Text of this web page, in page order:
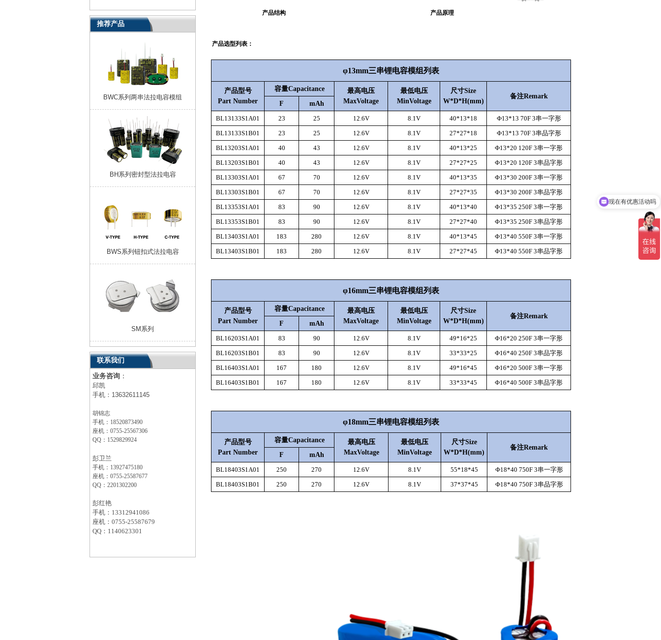
推荐产品
BWC系列两串法拉电容模组
BH系列密封型法拉电容
BWS系列钮扣式法拉电容
SM系列
联系我们
业务咨询 ：
邱凯
手机： 13632611145
胡锦志
手机：18520873490
座机： 0755-25567306
QQ：1529829924
彭卫兰
手机：13927475180
座机： 0755-25587677
QQ：2201302200
彭红艳
手机：13312941086
座机： 0755-25587679
QQ：1140623301
产品结构 产品原理
产品选型列表：
φ13mm三串锂电容模组列表
产品型号
Part Number
容量Capacitance
最高电压
MaxVoltage
最低电压
MinVoltage
尺寸Size
W*D*H(mm)
备注Remark
F
mAh
BL13133S1A01
23 25 12.6V 8.1V 40*13*18 Ф13*13 70F 3串一字形
BL13133S1B01
23 25 12.6V 8.1V 27*27*18 Ф13*13 70F 3串品字形
BL13203S1A01
40 43 12.6V 8.1V 40*13*25 Ф13*20 120F3串一字形
BL13203S1B01
40 43 12.6V 8.1V 27*27*25 Ф13*20 120F3串品字形
BL13303S1A01
67 70 12.6V 8.1V 40*13*35 Ф13*30 200F3串一字形
BL13303S1B01
67 70 12.6V 8.1V 27*27*35 Ф13*30 200F3串品字形
BL13353S1A01
83 90 12.6V 8.1V 40*13*40 Ф13*35 250F3串一字形
BL13353S1B01
83 90 12.6V 8.1V 27*27*40 Ф13*35 250F3串品字形
BL13403S1A01
183 280 12.6V 8.1V 40*13*45 Ф13*40 550F3串一字形
BL13403S1B01
183 280 12.6V 8.1V 27*27*45 Ф13*40 550F3串品字形
φ16mm三串锂电容模组列表
产品型号
Part Number
容量Capacitance
最高电压
MaxVoltage
最低电压
MinVoltage
尺寸Size
W*D*H(mm)
备注Remark
F
mAh
BL16203S1A01
83 90 12.6V 8.1V 49*16*25
Ф16*20 250F 3串一字形
BL16203S1B01
83 90 12.6V 8.1V 33*33*25
Ф16*40 250F 3串品字形
BL16403S1A01
167 180 12.6V 8.1V 49*16*45
Ф16*20 500F 3串一字形
BL16403S1B01
167 180 12.6V 8.1V 33*33*45 Ф16*40 500F 3串品字形
φ18mm三串锂电容模组列表
产品型号
Part Number
容量Capacitance
最高电压
MaxVoltage
最低电压
MinVoltage
尺寸Size
W*D*H(mm)
备注Remark
F
mAh
BL18403S1A01
250 270 12.6V 8.1V 55*18*45
Ф18*40 750F 3串一字形
BL18403S1B01
250 270 12.6V 8.1V 37*37*45 Ф18*40 750F 3串品字形
现在有优惠活动吗